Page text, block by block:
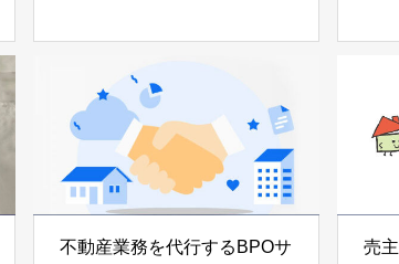
「evoltz」
「
不動産業務を代行するBPOサ
売